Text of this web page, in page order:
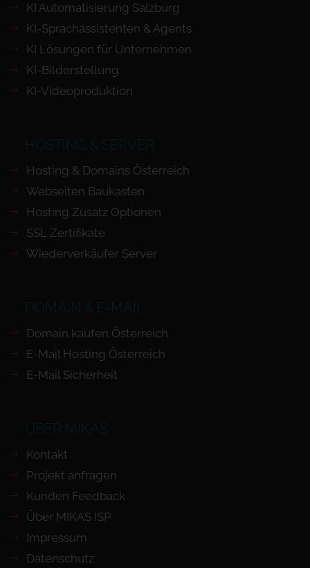
KI Automatisierung Salzburg
KI-Sprachassistenten & Agents
KI Lösungen für Unternehmen
KI-Bilderstellung
KI-Videoproduktion
HOSTING & SERVER
Hosting & Domains Österreich
Webseiten Baukasten
Hosting Zusatz Optionen
SSL Zertifikate
Wiederverkäufer Server
DOMAIN & E-MAIL
Domain kaufen Österreich
E-Mail Hosting Österreich
E-Mail Sicherheit
ÜBER MIKAS
Kontakt
Projekt anfragen
Kunden Feedback
Über MIKAS ISP
Impressum
Datenschutz